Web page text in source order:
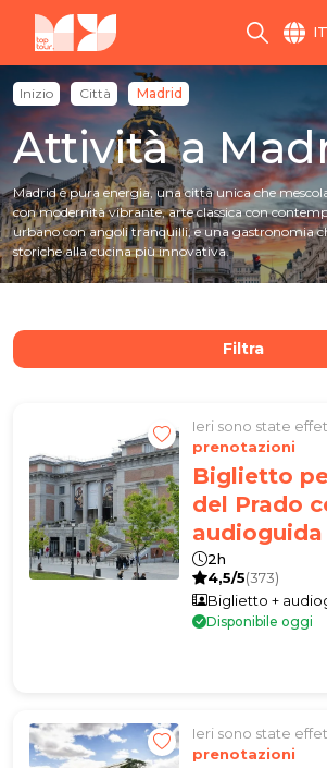
IT
Inizio Città Madrid
Attività a
Madrid è pura energia, una città unica che
con modernità vibrante, arte classica con
urbano con angoli tranquilli, e una gastronomia
storiche alla cucina più innovativa.
Filtra
Ieri sono state
prenotazioni
Biglietto
del Prado
audioguida
2h
4,5/5(373)
Biglietto +
Disponibile oggi
Ieri sono state
prenotazioni